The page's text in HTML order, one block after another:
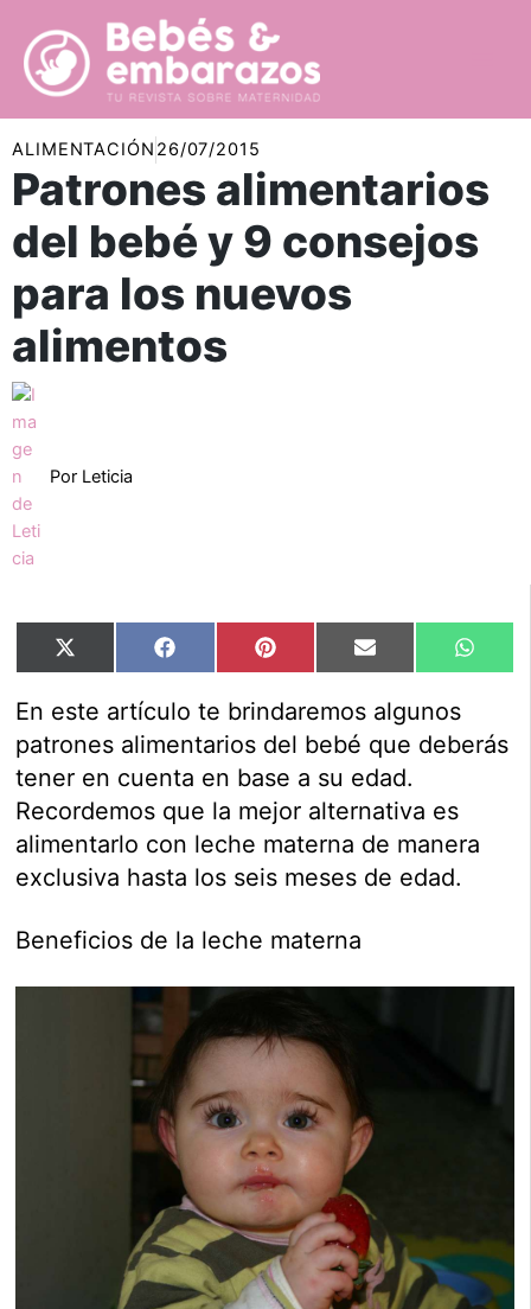
contenido
ALIMENTACIÓN 26/07/2015
Patrones alimentarios
del bebé y 9 consejos
para los nuevos
alimentos
Por Leticia
Compartir
en
X
(Twitter)
Compartir
en
Facebook Compartir
en
Pinterest Compartir
en
Email
en
En este artículo te brindaremos algunos
patrones alimentarios del bebé que deberás
tener en cuenta en base a su edad.
Recordemos que la mejor alternativa es
alimentarlo con leche materna de manera
exclusiva hasta los seis meses de edad.
Beneficios de la leche materna